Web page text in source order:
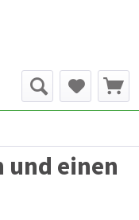
und einen